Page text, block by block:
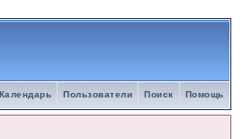
Помощь
Поиск
Пользователи
Календарь